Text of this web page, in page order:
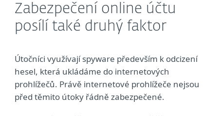
Zabezpečení online účtu
posílí také druhý faktor
Útočníci využívají spyware především k odcizení
hesel, která ukládáme do internetových
prohlížečů. Právě internetové prohlížeče nejsou
před těmito útoky řádně zabezpečené.